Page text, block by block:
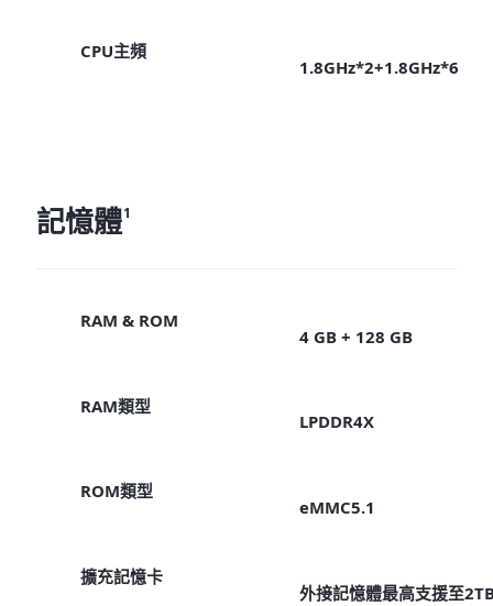
CPU主頻
1.8GHz*2+1.8GHz*6
記憶體1
RAM & ROM
4 GB + 128 GB
RAM類型
LPDDR4X
ROM類型
eMMC5.1
擴充記憶卡
外接記憶體最高支援至